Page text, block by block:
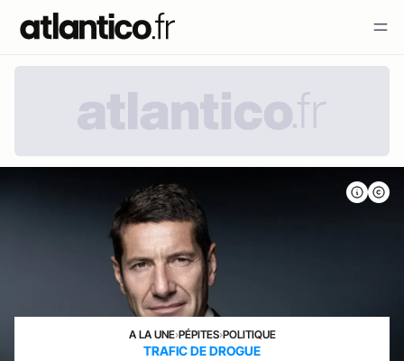
A LA UNE›PÉPITES›POLITIQUE
TRAFIC DE DROGUE